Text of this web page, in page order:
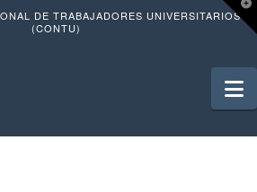
DE TRABAJADORES UNIVERSITARIOS
(CONTU)